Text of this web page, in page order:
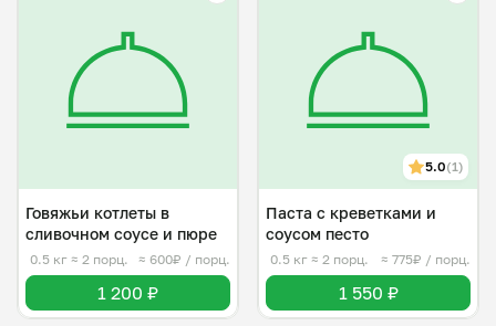
Говяжьи котлеты в
сливочном соусе и пюре
0.5 кг ≈ 2 порц. ≈ 600₽ / порц.
1 200 ₽
5.0(1)
Паста с креветками и
соусом песто
0.5 кг ≈ 2 порц. ≈ 775₽ / порц.
1 550 ₽